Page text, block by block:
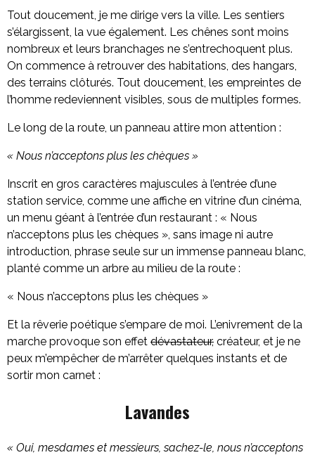
Tout doucement, je me dirige vers la ville. Les sentiers
s’élargissent, la vue également. Les chênes sont moins
nombreux et leurs branchages ne s’entrechoquent plus.
On commence à retrouver des habitations, des hangars,
des terrains clôturés. Tout doucement, les empreintes de
l’homme redeviennent visibles, sous de multiples formes.
Le long de la route, un panneau attire mon attention :
« Nous n’acceptons plus les chèques »
Inscrit en gros caractères majuscules à l’entrée d’une
station service, comme une affiche en vitrine d’un cinéma,
un menu géant à l’entrée d’un restaurant : « Nous
n’acceptons plus les chèques », sans image ni autre
introduction, phrase seule sur un immense panneau blanc,
planté comme un arbre au milieu de la route :
« Nous n’acceptons plus les chèques »
Et la rêverie poétique s’empare de moi. L’enivrement de la
marche provoque son effet dévastateur, créateur, et je ne
peux m’empêcher de m’arrêter quelques instants et de
sortir mon carnet :
Lavandes
« Oui, mesdames et messieurs, sachez-le, nous n’acceptons